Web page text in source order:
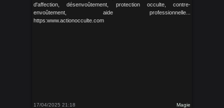
d'affection, désenvoûtement, protection occulte, contre-
envoûtement, aide professionnelle...
https:www.actionocculte.com
17/04/2025 21:18 Magie